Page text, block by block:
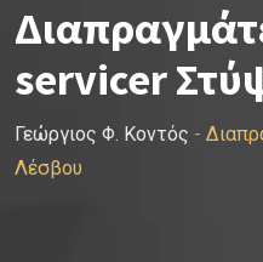
servicer
Γεώργιος Φ. Κοντός -
Λέσβου